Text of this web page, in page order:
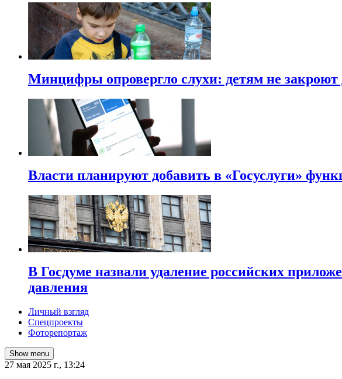
Минцифры опровергло слухи: детям не закроют
Власти планируют добавить в «Госуслуги»
В Госдуме назвали удаление российских
давления
Личный взгляд
Спецпроекты
Фоторепортаж
Show menu
27 мая 2025 г., 13:24